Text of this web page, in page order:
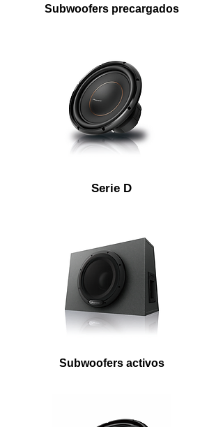
Subwoofers precargados
Serie D
Subwoofers activos